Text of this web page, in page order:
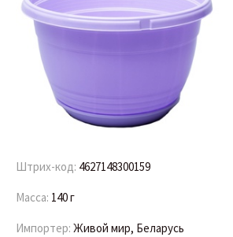
Штрих-код: 4627148300159
Масса: 140 г
Импортер: Живой мир, Беларусь